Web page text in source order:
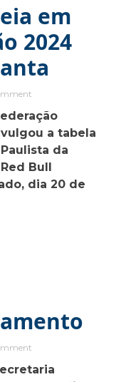
em
2024
on
estreia
em
casa
no
Paulistão
2024
a tabela
da
Bull
dia 20 de
on
de